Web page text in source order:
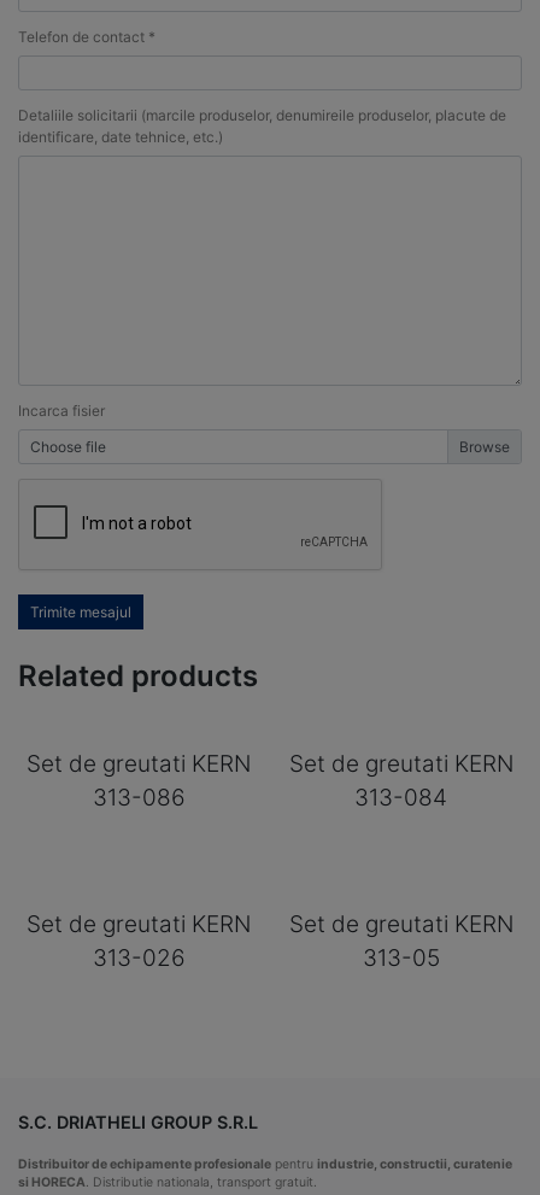
Telefon de contact *
Detaliile solicitarii (marcile produselor, denumireile produselor, placute de
identificare, date tehnice, etc.)
Incarca fisier
Choose file
Trimite mesajul
Related products
Set de greutati KERN
313-086
Set de greutati KERN
313-084
Set de greutati KERN
313-026
Set de greutati KERN
313-05
S.C. DRIATHELI GROUP S.R.L
Distribuitor de echipamente profesionale pentru industrie, constructii, curatenie
si HORECA. Distributie nationala, transport gratuit.